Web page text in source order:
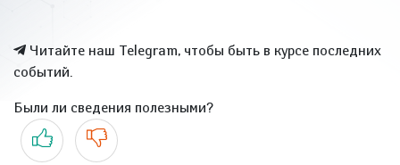
Читайте наш Telegram, чтобы быть в курсе последних
событий.
Были ли сведения полезными?
Да Нет